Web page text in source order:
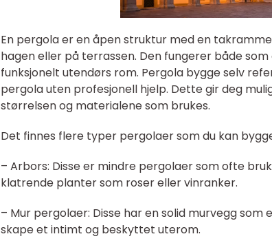
En pergola er en åpen struktur med en
hagen eller på terrassen. Den fungerer både
funksjonelt utendørs rom. Pergola bygge selv
pergola uten profesjonell hjelp. Dette gir deg
størrelsen og materialene som brukes.
Det finnes flere typer pergolaer som du kan
– Arbors: Disse er mindre pergolaer som ofte
klatrende planter som roser eller vinranker.
– Mur pergolaer: Disse har en solid murvegg
skape et intimt og beskyttet uterom.